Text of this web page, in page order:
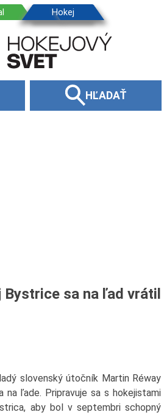
HĽADAŤ
Bystrice sa na ľad vrátil
slovenský útočník Martin Réway
na ľade. Pripravuje sa s hokejistami
aby bol v septembri schopný